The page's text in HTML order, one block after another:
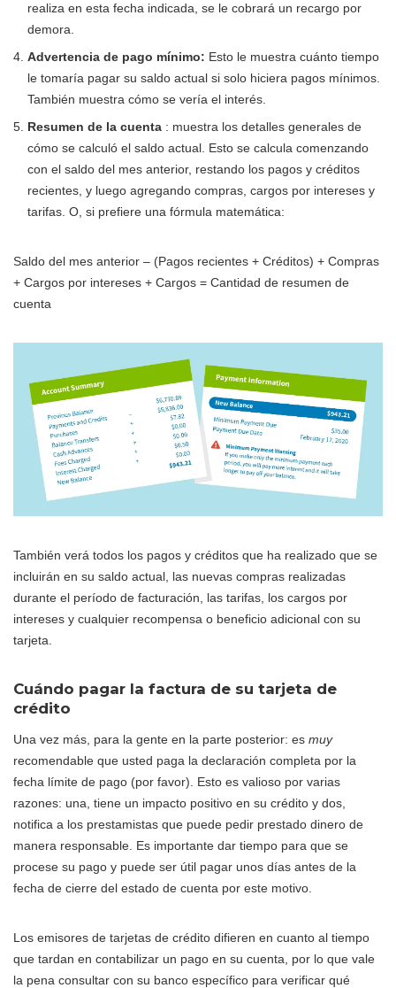
realiza en esta fecha indicada, se le cobrará un recargo por
demora.
Advertencia de pago mínimo: Esto le muestra cuánto tiempo
le tomaría pagar su saldo actual si solo hiciera pagos mínimos.
También muestra cómo se vería el interés.
Resumen de la cuenta : muestra los detalles generales de
cómo se calculó el saldo actual. Esto se calcula comenzando
con el saldo del mes anterior, restando los pagos y créditos
recientes, y luego agregando compras, cargos por intereses y
tarifas. O, si prefiere una fórmula matemática:
Saldo del mes anterior – (Pagos recientes + Créditos) + Compras
+ Cargos por intereses + Cargos = Cantidad de resumen de
cuenta
También verá todos los pagos y créditos que ha realizado que se
incluirán en su saldo actual, las nuevas compras realizadas
durante el período de facturación, las tarifas, los cargos por
intereses y cualquier recompensa o beneficio adicional con su
tarjeta.
Cuándo pagar la factura de su tarjeta de
crédito
Una vez más, para la gente en la parte posterior: es muy
recomendable que usted paga la declaración completa por la
fecha límite de pago (por favor). Esto es valioso por varias
razones: una, tiene un impacto positivo en su crédito y dos,
notifica a los prestamistas que puede pedir prestado dinero de
manera responsable. Es importante dar tiempo para que se
procese su pago y puede ser útil pagar unos días antes de la
fecha de cierre del estado de cuenta por este motivo.
Los emisores de tarjetas de crédito difieren en cuanto al tiempo
que tardan en contabilizar un pago en su cuenta, por lo que vale
la pena consultar con su banco específico para verificar qué